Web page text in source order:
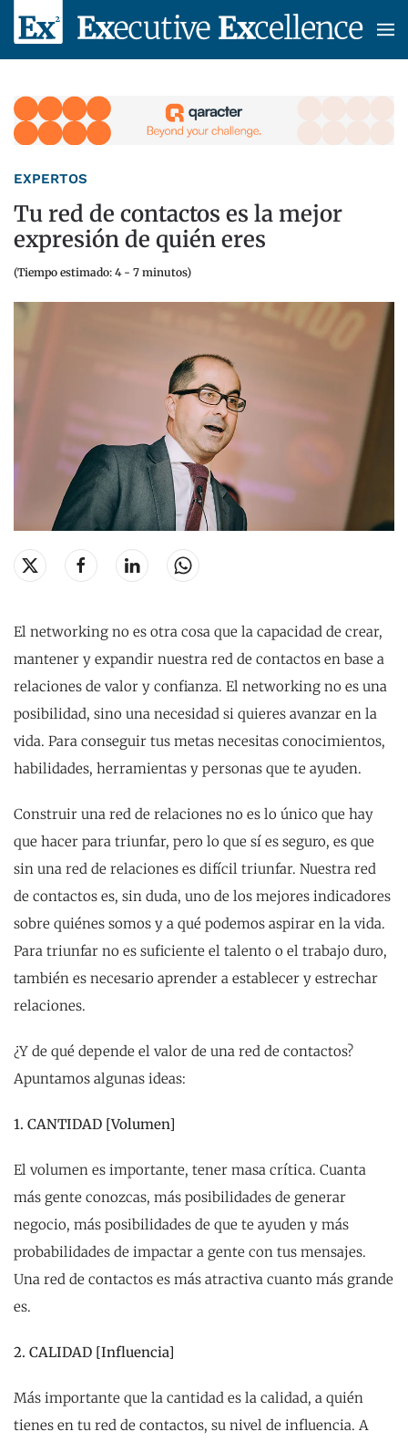
Skip to main content
EXPERTOS
Tu red de contactos es la mejor
expresión de quién eres
(Tiempo estimado: 4 - 7 minutos)
El networking no es otra cosa que la capacidad de crear,
mantener y expandir nuestra red de contactos en base a
relaciones de valor y confianza. El networking no es una
posibilidad, sino una necesidad si quieres avanzar en la
vida. Para conseguir tus metas necesitas conocimientos,
habilidades, herramientas y personas que te ayuden.
Construir una red de relaciones no es lo único que hay
que hacer para triunfar, pero lo que sí es seguro, es que
sin una red de relaciones es difícil triunfar. Nuestra red
de contactos es, sin duda, uno de los mejores indicadores
sobre quiénes somos y a qué podemos aspirar en la vida.
Para triunfar no es suficiente el talento o el trabajo duro,
también es necesario aprender a establecer y estrechar
relaciones.
¿Y de qué depende el valor de una red de contactos?
Apuntamos algunas ideas:
1. CANTIDAD [Volumen]
El volumen es importante, tener masa crítica. Cuanta
más gente conozcas, más posibilidades de generar
negocio, más posibilidades de que te ayuden y más
probabilidades de impactar a gente con tus mensajes.
Una red de contactos es más atractiva cuanto más grande
es.
2. CALIDAD [Influencia]
Más importante que la cantidad es la calidad, a quién
tienes en tu red de contactos, su nivel de influencia. A